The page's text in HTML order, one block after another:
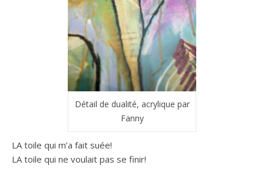
Détail de dualité, acrylique par
Fanny
LA toile qui m’a fait suée!
LA toile qui ne voulait pas se finir!